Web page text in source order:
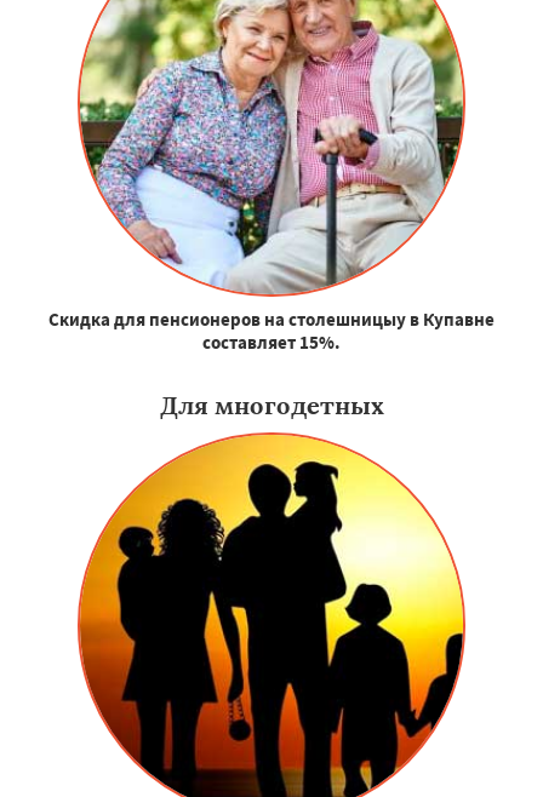
Скидка для пенсионеров на столешницыу в Купавне
составляет 15%.
Для многодетных